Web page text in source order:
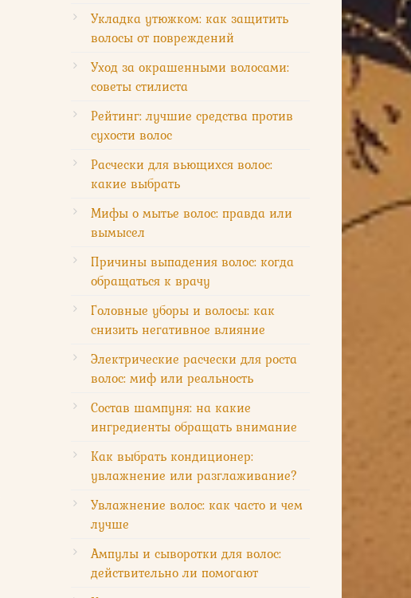
Укладка утюжком: как защитить
волосы от повреждений
Уход за окрашенными волосами:
советы стилиста
Рейтинг: лучшие средства против
сухости волос
Расчески для вьющихся волос:
какие выбрать
Мифы о мытье волос: правда или
вымысел
Причины выпадения волос: когда
обращаться к врачу
Головные уборы и волосы: как
снизить негативное влияние
Электрические расчески для роста
волос: миф или реальность
Состав шампуня: на какие
ингредиенты обращать внимание
Как выбрать кондиционер:
увлажнение или разглаживание?
Увлажнение волос: как часто и чем
лучше
Ампулы и сыворотки для волос:
действительно ли помогают